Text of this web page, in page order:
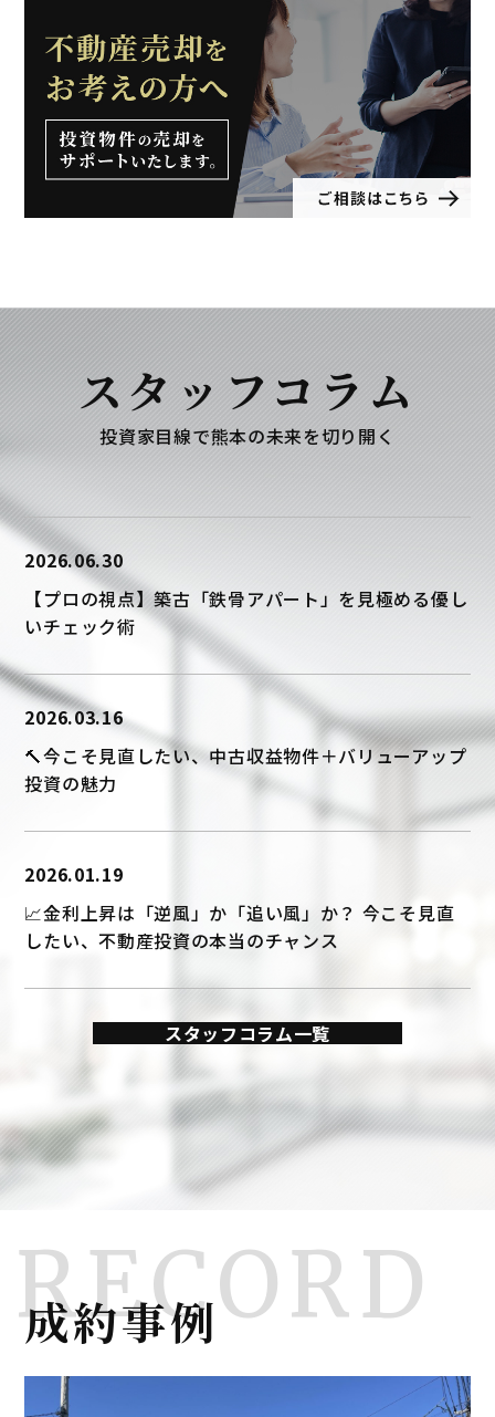
スタッフコラム
投資家目線で熊本の未来を切り開く
2026.06.30
【プロの視点】築古「鉄骨アパート」を見極める優し
いチェック術
2026.03.16
🔨今こそ見直したい、中古収益物件＋バリューアップ
投資の魅力
2026.01.19
📈金利上昇は「逆風」か「追い風」か？ 今こそ見直
したい、不動産投資の本当のチャンス
スタッフコラム一覧
成約事例